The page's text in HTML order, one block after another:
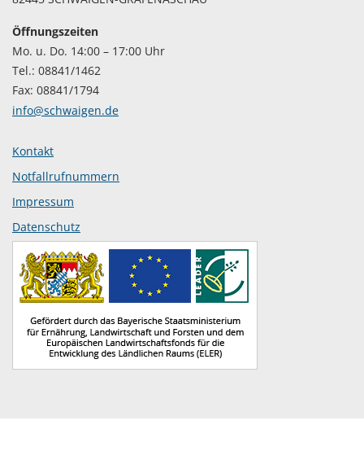
Öffnungszeiten
Mo. u. Do. 14:00 – 17:00 Uhr
Tel.: 08841/1462
Fax: 08841/1794
info@schwaigen.de
Kontakt
Notfallrufnummern
Impressum
Datenschutz